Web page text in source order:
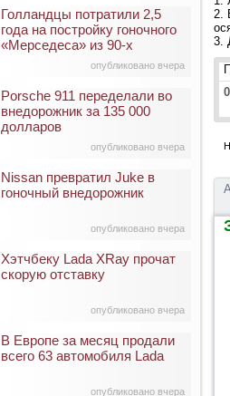
опубликовано вчера
Голландцы потратили 2,5
года на постройку гоночного
«Мерседеса» из 90-х
опубликовано вчера
Porsche 911 переделали во
внедорожник за 135 000
долларов
опубликовано вчера
Nissan превратил Juke в
гоночный внедорожник
опубликовано вчера
Хэтчбеку Lada XRay прочат
скорую отставку
опубликовано вчера
В Европе за месяц продали
всего 63 автомобиля Lada
2.
3.